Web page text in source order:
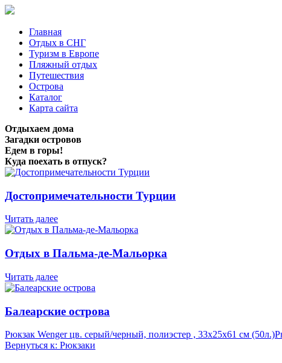
Главная
Отдых в СНГ
Туризм в Европе
Пляжный отдых
Путешествия
Острова
Каталог
Карта сайта
Отдыхаем дома
Загадки островов
Едем в горы!
Куда поехать в отпуск?
Достопримечательности Турции
Читать далее
Отдых в Пальма-де-Мальорка
Читать далее
Балеарские острова
Рюкзак Wenger цв. серый/черный, полиэстер , 33х25х61 см (50л.)
Вернуться к: Рюкзаки